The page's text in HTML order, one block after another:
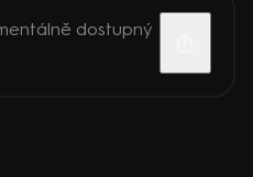
dostupný